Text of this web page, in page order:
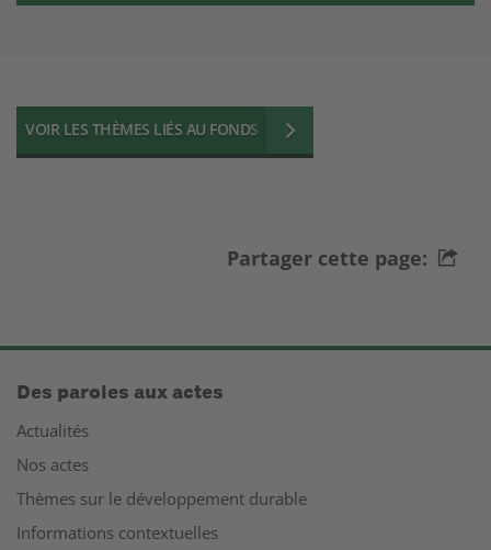
VOIR LES THÈMES LIÉS AU FONDS
Partager cette page:
Des paroles aux actes
Actualités
Nos actes
Thèmes sur le développement durable
Informations contextuelles